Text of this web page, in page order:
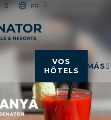
FR
VOS
HÔTELS
MÁS